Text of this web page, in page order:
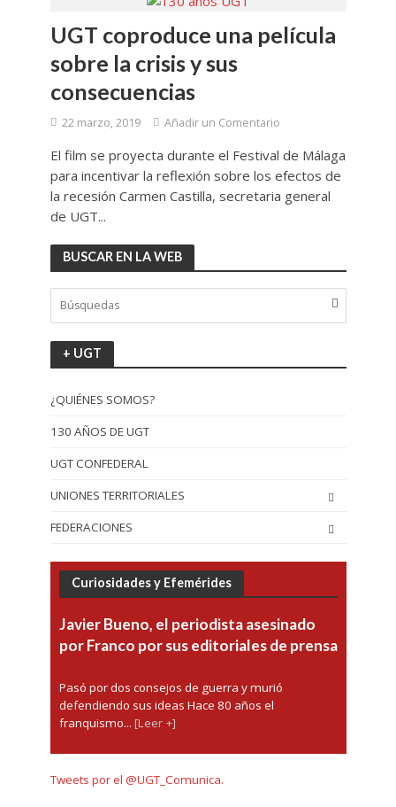
UGT coproduce una película
sobre la crisis y sus
consecuencias
22 marzo, 2019 Añadir un Comentario
El film se proyecta durante el Festival de Málaga
para incentivar la reflexión sobre los efectos de
la recesión Carmen Castilla, secretaria general
de UGT...
BUSCAR EN LA WEB
+ UGT
¿QUIÉNES SOMOS?
130 AÑOS DE UGT
UGT CONFEDERAL
UNIONES TERRITORIALES
FEDERACIONES
Curiosidades y Efemérides
Javier Bueno, el periodista asesinado
por Franco por sus editoriales de prensa
Pasó por dos consejos de guerra y murió
defendiendo sus ideas Hace 80 años el
franquismo... [Leer +]
Tweets por el @UGT_Comunica.